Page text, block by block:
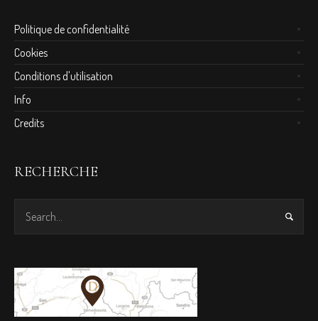
Politique de confidentialité
Cookies
Conditions d'utilisation
Info
Credits
RECHERCHE